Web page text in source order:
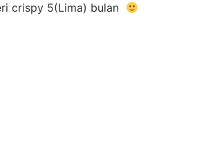
crispy 5(Lima) bulan